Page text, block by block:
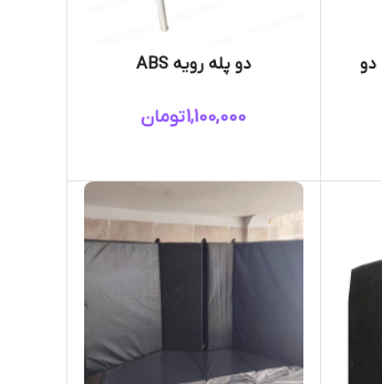
دو پله رویه ABS
1,100,000تومان